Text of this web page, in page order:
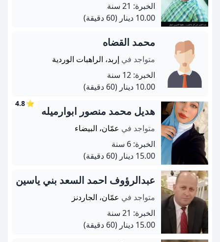
الخبرة: 21 سنة
10.00 دينار
(60 دقيقة)
محمد القضاه
متواجد في إربد، الراهبات الوردية
الخبرة: 12 سنة
10.00 دينار
(60 دقيقة)
⭐
4.8
هديل محمد منصور ابوارميله
متواجد في عمّان، البيضاء
الخبرة: 6 سنة
15.00 دينار
(60 دقيقة)
عبدالرؤوف احمد السعد بني ياسين
متواجد في عمّان، الجاردنز
الخبرة: 21 سنة
15.00 دينار
(60 دقيقة)